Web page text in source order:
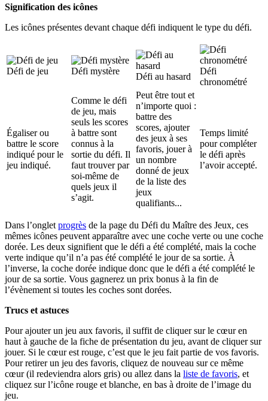
Signification des icônes
Les icônes présentes devant chaque défi indiquent le type du défi.
Défi de jeu Défi mystère
Défi au hasard
Défi
chronométré
Égaliser ou
battre le score
indiqué pour le
jeu indiqué.
Comme le défi
de jeu, mais
seuls les scores
à battre sont
connus à la
sortie du défi. Il
faut trouver par
soi-même de
quels jeux il
s’agit.
Peut être tout et
n’importe quoi :
battre des
scores, ajouter
des jeux à ses
favoris, jouer à
un nombre
donné de jeux
de la liste des
jeux
qualifiants...
Temps limité
pour compléter
le défi après
l’avoir accepté.
Dans l’onglet progrès de la page du Défi du Maître des Jeux, ces
mêmes icônes peuvent apparaître avec une coche verte ou une coche
dorée. Les deux signifient que le défi a été complété, mais la coche
verte indique qu’il n’a pas été complété le jour de sa sortie. À
l’inverse, la coche dorée indique donc que le défi a été complété le
jour de sa sortie. Vous gagnerez un prix bonus à la fin de
l’évènement si toutes les coches sont dorées.
Trucs et astuces
Pour ajouter un jeu aux favoris, il suffit de cliquer sur le cœur en
haut à gauche de la fiche de présentation du jeu, avant de cliquer sur
jouer. Si le cœur est rouge, c’est que le jeu fait partie de vos favoris.
Pour retirer un jeu des favoris, cliquez de nouveau sur ce même
cœur (il redeviendra alors gris) ou allez dans la liste de favoris, et
cliquez sur l’icône rouge et blanche, en bas à droite de l’image du
jeu.